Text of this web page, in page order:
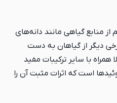
منابع گیاهی مانند دانه‌های
دیگر از گیاهان به دست
با سایر ترکیبات مفید
است که اثرات مثبت آن را